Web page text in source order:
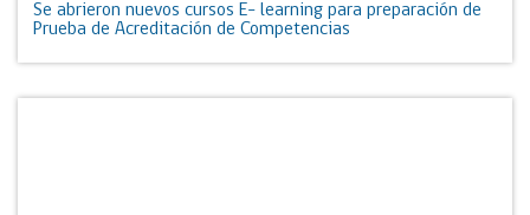
Se abrieron nuevos cursos E- learning para preparación de
Prueba de Acreditación de Competencias